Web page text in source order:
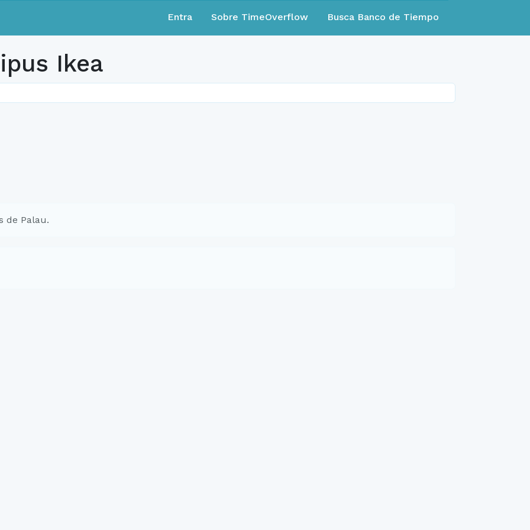
Entra Sobre TimeOverflow Busca Banco de Tiempo
Ikea
de Palau.